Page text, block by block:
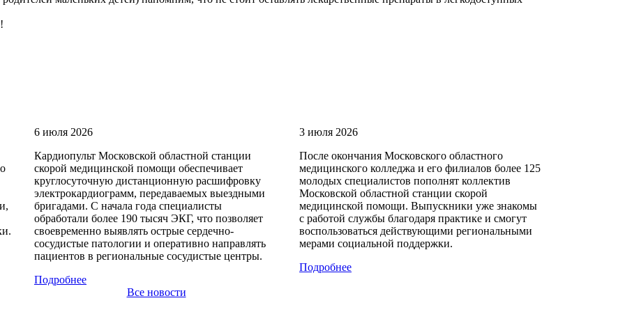
6 июля 2026
Кардиопульт Московской областной станции
скорой медицинской помощи обеспечивает
круглосуточную дистанционную расшифровку
электрокардиограмм, передаваемых выездными
бригадами. С начала года специалисты
обработали более 190 тысяч ЭКГ, что позволяет
своевременно выявлять острые сердечно-
сосудистые патологии и оперативно направлять
пациентов в региональные сосудистые центры.
Подробнее
3 июля 2026
После окончания Московского областного
медицинского колледжа и его филиалов более 125
молодых специалистов пополнят коллектив
Московской областной станции скорой
медицинской помощи. Выпускники уже знакомы
с работой службы благодаря практике и смогут
воспользоваться действующими региональными
мерами социальной поддержки.
Подробнее
Все новости